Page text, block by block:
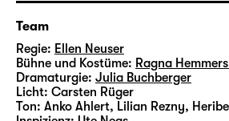
müssen nachdenken
schon wieder (nur an dich)“
dritte Regiearbeit am
nach 16 restlos ausverkauften
noch einmal auf den agra
Team
Regie: Ellen Neuser
Bühne und Kostüme: Ragna
Dramaturgie: Julia Buchberger
Licht: Carsten Rüger
Ton: Anko Ahlert, Lilian Rezny,